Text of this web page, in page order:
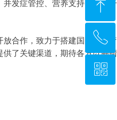
发症管控、营养支持、心理
合作，致力于搭建国际化医
了关键渠道，期待各方以肿
ꁸ
回到顶部
ꂅ
+86-21-6278-2268
ꀥ